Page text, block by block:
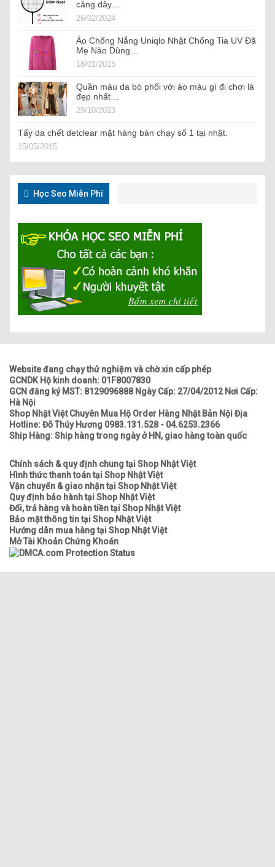
căng dây…
26/02/2024
Áo Chống Nắng Uniqlo Nhật Chống Tia UV Đã
Mẹ Nào Dùng…
18/01/2015
Quần màu da bò phối với áo màu gì đi chơi là
đẹp nhất…
29/10/2023
Tẩy da chết detclear mặt hàng bán chạy số 1 tại nhật.
15/05/2015
Học Seo Miễn Phí
Website đang chạy thử nghiệm và chờ xin cấp phép
GCNDK Hộ kinh doanh: 01F8007830
GCN đăng ký MST: 8129096888 Ngày Cấp: 27/04/2012 Nơi Cấp:
Hà Nội
Shop Nhật Việt Chuyên Mua Hộ Order Hàng Nhật Bản Nội Địa
Hotline: Đỗ Thúy Hương 0983.131.528 - 04.6253.2366
Ship Hàng: Ship hàng trong ngày ở HN, giao hàng toàn quốc
Chính sách & quy định chung tại Shop Nhật Việt
Hình thức thanh toán tại Shop Nhật Việt
Vận chuyển & giao nhận tại Shop Nhật Việt
Quy định bảo hành tại Shop Nhật Việt
Đổi, trả hàng và hoàn tiền tại Shop Nhật Việt
Bảo mật thông tin tại Shop Nhật Việt
Hướng dẫn mua hàng tại Shop Nhật Việt
Mở Tài Khoản Chứng Khoán